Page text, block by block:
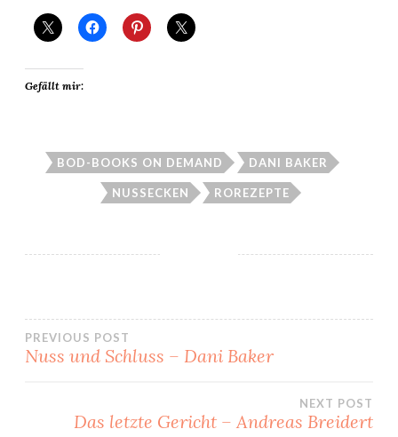
Gefällt mir:
BOD-BOOKS ON DEMAND DANI BAKER
NUSSECKEN ROREZEPTE
Beitragsnavigation
PREVIOUS POST
Nuss und Schluss – Dani Baker
NEXT POST
Das letzte Gericht – Andreas Breidert